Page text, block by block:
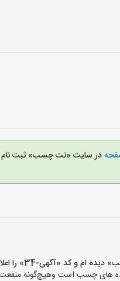
در سایت «نت چسب» ثبت
«آگهی-34» را اعلام کنید»
چسب است وهیچ‌گونه منفعت و